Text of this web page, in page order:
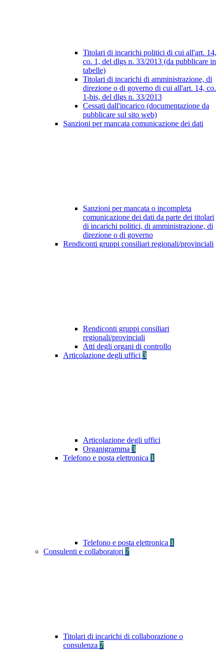
Titolari di incarichi politici di cui all'art. 14,
co. 1, del dlgs n. 33/2013 (da pubblicare in
tabelle)
Titolari di incarichi di amministrazione, di
direzione o di governo di cui all'art. 14, co.
1-bis, del dlgs n. 33/2013
Cessati dall'incarico (documentazione da
pubblicare sul sito web)
Sanzioni per mancata comunicazione dei dati
Sanzioni per mancata o incompleta
comunicazione dei dati da parte dei titolari
di incarichi politici, di amministrazione, di
direzione o di governo
Rendiconti gruppi consiliari regionali/provinciali
Rendiconti gruppi consiliari
regionali/provinciali
Atti degli organi di controllo
Articolazione degli uffici 3
Articolazione degli uffici
Organigramma 3
Telefono e posta elettronica 1
Telefono e posta elettronica 1
Consulenti e collaboratori 7
Titolari di incarichi di collaborazione o
consulenza 7